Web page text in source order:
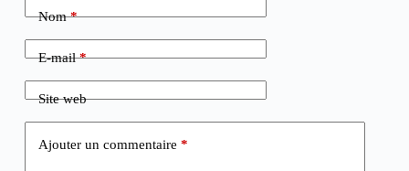
Nom*
E-mail*
Site web
Ajouter un commentaire *